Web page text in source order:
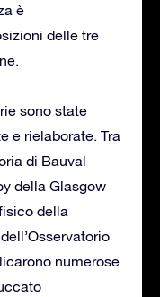
è
delle tre
sono state
e rielaborate. Tra
di Bauval
della Glasgow
della
numerose